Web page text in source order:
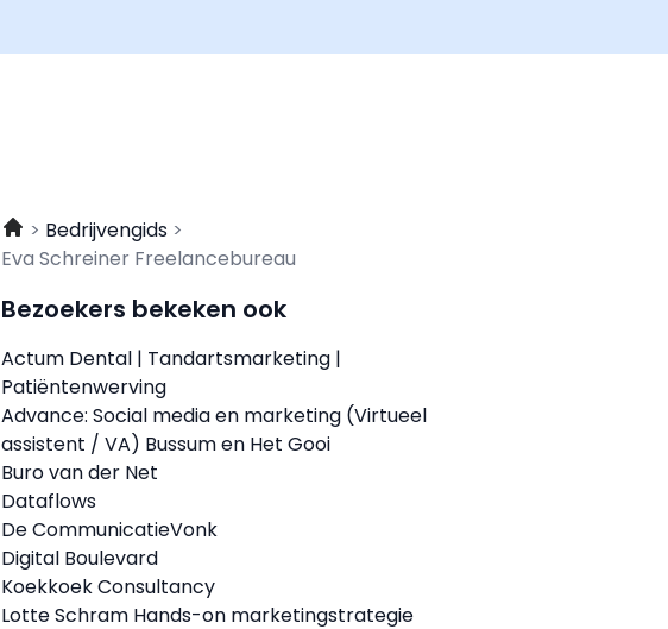
Bedrijvengids
Eva Schreiner Freelancebureau
Bezoekers bekeken ook
Actum Dental | Tandartsmarketing |
Patiëntenwerving
Advance: Social media en marketing (Virtueel
assistent / VA) Bussum en Het Gooi
Buro van der Net
Dataflows
De CommunicatieVonk
Digital Boulevard
Koekkoek Consultancy
Lotte Schram Hands-on marketingstrategie